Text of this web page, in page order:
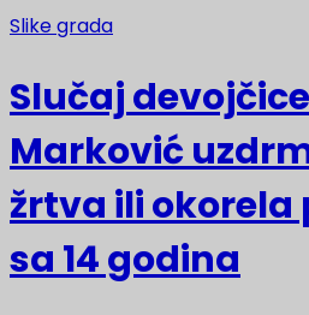
Slike grada
Slučaj
Marković
žrtva ili
sa 14 godina